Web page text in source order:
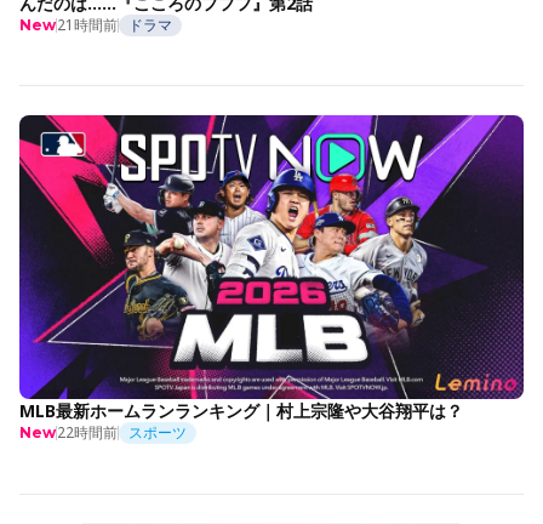
New21時間前 ドラマ
MLB最新ホームランランキング｜村上宗隆や大谷翔平は？
New22時間前 スポーツ